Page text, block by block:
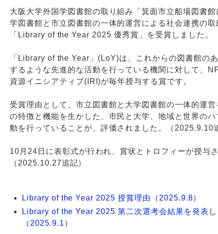
大阪大学外国学図書館の取り組み「箕面市立船場図書
学図書館と市立図書館の一体的運営による社会連携の
「Library of the Year 2025 優秀賞」を受賞しました。
「Library of the Year」(LoY)は、これからの図書館の
するような先進的な活動を行っている機関に対して、
資源イニシアティブ(IRI)が毎年授与する賞です。
受賞理由として、市立図書館と大学図書館の一体的運
の特徴と機能を生かした、市民と大学、地域と世界の
動を行っていることが、評価されました。（2025.9.10
10月24日に表彰式が行われ、賞状とトロフィーが授与
（2025.10.27追記）
Library of the Year 2025 授賞理由（2025.9.8）
Library of the Year 2025 第二次選考会結果を発表
（2025.9.1）